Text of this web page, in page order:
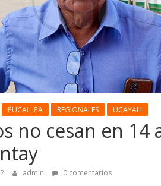
PUCALLPA REGIONALES UCAYALI
no cesan en
admin 0 comentarios